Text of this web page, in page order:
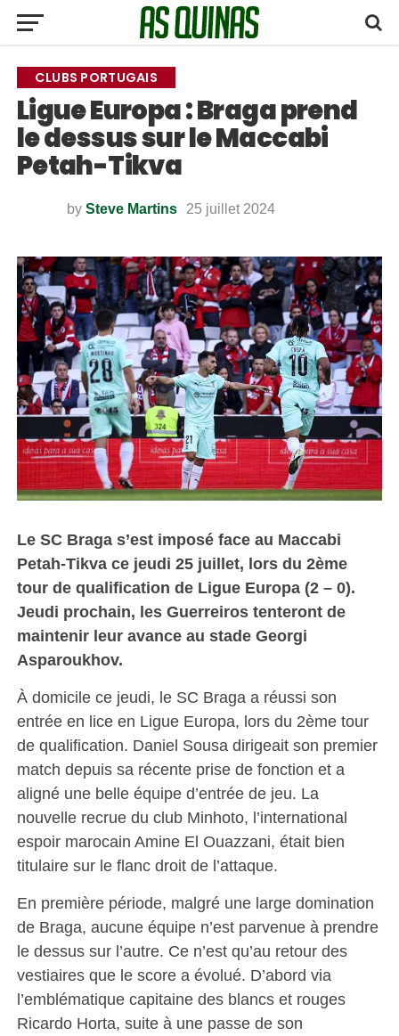
CLUBS PORTUGAIS
Ligue Europa : Braga prend
le dessus sur le Maccabi
Petah-Tikva
by Steve Martins 25 juillet 2024
Le SC Braga s’est imposé face au Maccabi
Petah-Tikva ce jeudi 25 juillet, lors du 2ème
tour de qualification de Ligue Europa (2 – 0).
Jeudi prochain, les Guerreiros tenteront de
maintenir leur avance au stade Georgi
Asparoukhov.
À domicile ce jeudi, le SC Braga a réussi son
entrée en lice en Ligue Europa, lors du 2ème tour
de qualification. Daniel Sousa dirigeait son premier
match depuis sa récente prise de fonction et a
aligné une belle équipe d’entrée de jeu. La
nouvelle recrue du club Minhoto, l’international
espoir marocain Amine El Ouazzani, était bien
titulaire sur le flanc droit de l’attaque.
En première période, malgré une large domination
de Braga, aucune équipe n’est parvenue à prendre
le dessus sur l’autre. Ce n’est qu’au retour des
vestiaires que le score a évolué. D’abord via
l’emblématique capitaine des blancs et rouges
Ricardo Horta, suite à une passe de son